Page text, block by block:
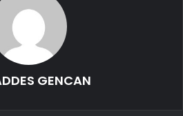
GENCAN